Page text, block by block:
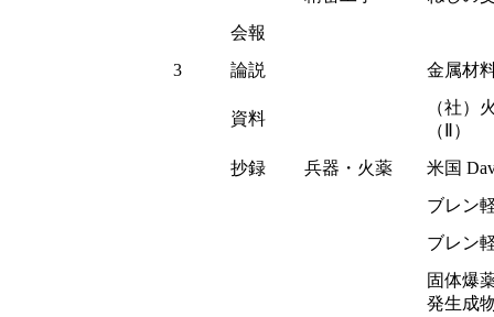
会報
3
論説 金属材
資料
（社）
（Ⅱ）
抄録
兵器・火薬
米国
ブレン
ブレン
固体爆
発生成